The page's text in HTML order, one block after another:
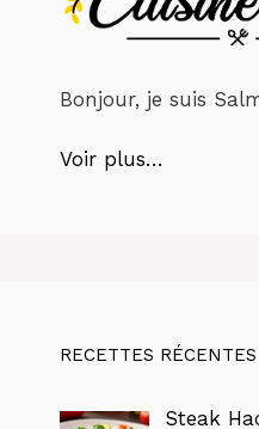
Bonjour, je suis
Voir plus…
RECETTES RÉCENTES
Steak